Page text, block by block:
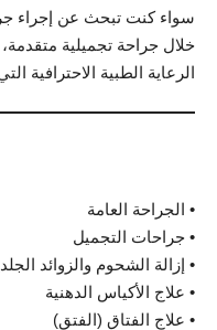
سواء كنت تبحث عن إجراء
خلال جراحة تجميلية
الرعاية الطبية الاحترافية
• الجراحة العامة
• جراحات التجميل
• إزالة الشحوم والزوائد
• علاج الأكياس الدهنية
• علاج الفتاق (الفتق)